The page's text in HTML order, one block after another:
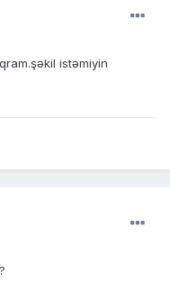
istəmiyin